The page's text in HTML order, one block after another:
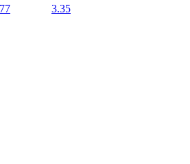
3.35